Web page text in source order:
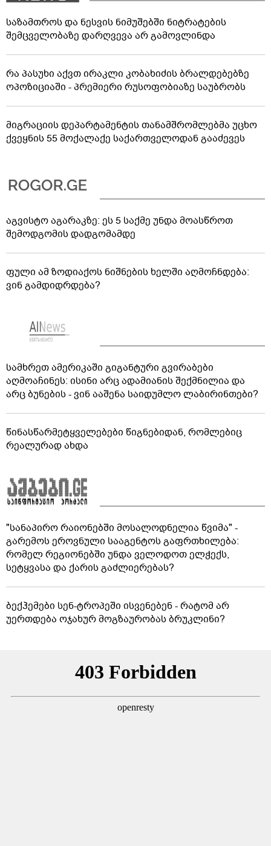
საზამთროს და ნესვის ნიმუშებში ნიტრატების
შემცველობაზე დარღვევა არ გამოვლინდა
რა პასუხი აქვთ ირაკლი კობახიძის ბრალდებებზე
ოპოზიციაში - პრემიერი რუსოფობიაზე საუბრობს
მიგრაციის დეპარტამენტის თანამშრომლებმა უცხო
ქვეყნის 55 მოქალაქე საქართველოდან გააძევეს
აგვისტო აგარაკზე: ეს 5 საქმე უნდა მოასწროთ
შემოდგომის დადგომამდე
ფული ამ ზოდიაქოს ნიშნების ხელში აღმოჩნდება:
ვინ გამდიდრდება?
სამხრეთ ამერიკაში გიგანტური გვირაბები
აღმოაჩინეს: ისინი არც ადამიანის შექმნილია და
არც ბუნების - ვინ ააშენა საიდუმლო ლაბირინთები?
წინასწარმეტყველებები წიგნებიდან, რომლებიც
რეალურად ახდა
"სანაპირო რაიონებში მოსალოდნელია წვიმა" -
გარემოს ეროვნული სააგენტოს გაფრთხილება:
რომელ რეგიონებში უნდა ველოდოთ ელჭექს,
სეტყვასა და ქარის გაძლიერებას?
ბექჰემები სენ-ტროპეში ისვენებენ - რატომ არ
უერთდება ოჯახურ მოგზაურობას ბრუკლინი?